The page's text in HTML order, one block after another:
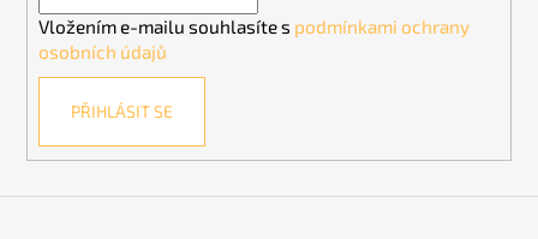
Vložením e-mailu souhlasíte s podmínkami ochrany
osobních údajů
PŘIHLÁSIT SE